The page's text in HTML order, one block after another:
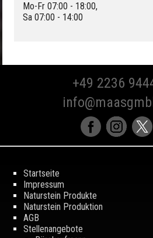
Mo-Fr 07:00 - 18:00,
Sa 07:00 - 14:00
+49 2236
Startseite
Impressum
Naturstein Produkte
Naturstein Produktion
AGB
Stellenangebote